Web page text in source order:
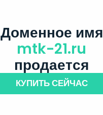
Доменное имя
mtk-21.ru
продается
КУПИТЬ СЕЙЧАС